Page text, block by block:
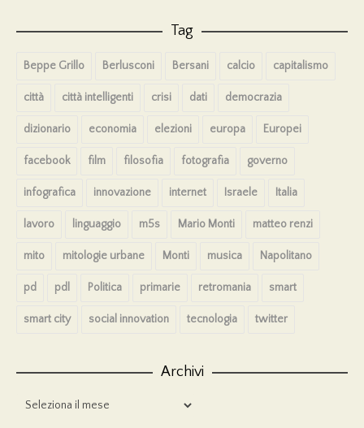
Tag
Beppe Grillo Berlusconi Bersani calcio capitalismo
città città intelligenti crisi dati democrazia
dizionario economia elezioni europa Europei
facebook film filosofia fotografia governo
infografica innovazione internet Israele Italia
lavoro linguaggio m5s Mario Monti matteo renzi
mito mitologie urbane Monti musica Napolitano
pd pdl Politica primarie retromania smart
smart city social innovation tecnologia twitter
Archivi
Archivi